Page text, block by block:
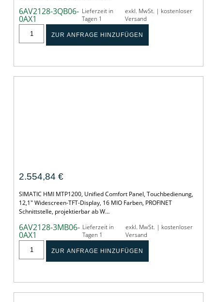
6AV2128-3QB06-
0AX1
Lieferzeit in
Tagen 1
exkl. MwSt. | kostenloser
Versand
ZUR ANFRAGE HINZUFÜGEN
2.554,84 €
SIMATIC HMI MTP1200, Unified Comfort Panel, Touchbedienung,
12,1" Widescreen-TFT-Display, 16 MIO Farben, PROFINET
Schnittstelle, projektierbar ab W…
6AV2128-3MB06-
0AX1
Lieferzeit in
Tagen 1
exkl. MwSt. | kostenloser
Versand
ZUR ANFRAGE HINZUFÜGEN